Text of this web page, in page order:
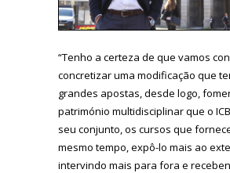
“Tenho a certeza de que vamos
concretizar uma modificação que
grandes apostas, desde logo,
património multidisciplinar que o
seu conjunto, os cursos que
mesmo tempo, expô-lo mais ao
intervindo mais para fora e